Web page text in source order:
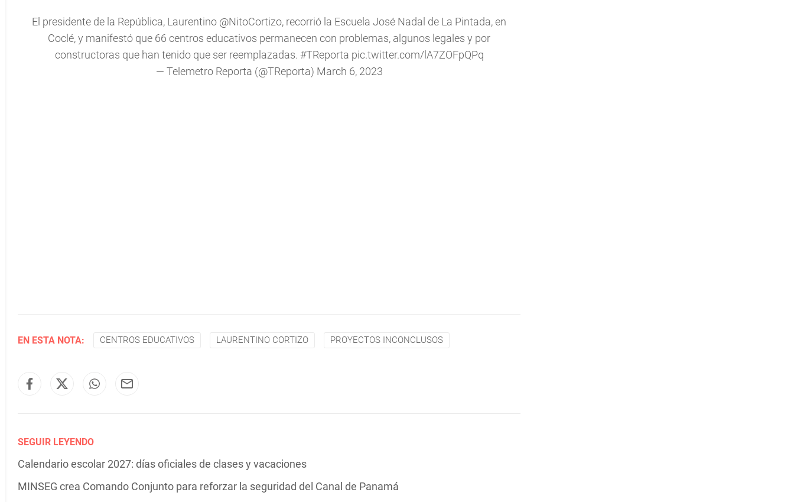
El presidente de la República, Laurentino @NitoCortizo, recorrió la Escuela José Nadal de La Pintada, en
Coclé, y manifestó que 66 centros educativos permanecen con problemas, algunos legales y por
constructoras que han tenido que ser reemplazadas. #TReporta pic.twitter.com/lA7ZOFpQPq
— Telemetro Reporta (@TReporta) March 6, 2023
EN ESTA NOTA: CENTROS EDUCATIVOS LAURENTINO CORTIZO PROYECTOS INCONCLUSOS
SEGUIR LEYENDO
Calendario escolar 2027: días oficiales de clases y vacaciones
MINSEG crea Comando Conjunto para reforzar la seguridad del Canal de Panamá